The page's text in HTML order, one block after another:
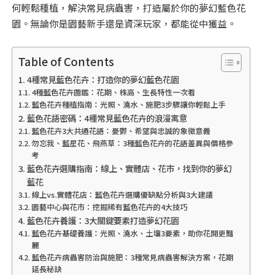
何輕鬆種植，解決常見病蟲害，打造屬於你的夢幻藍色花
園。無論你是園藝新手還是資深玩家，都能從中獲益。
Table of Contents
4種常見藍色花卉：打造你的夢幻藍色花園
4種藍色花卉圖鑑：花期、株高、生長特性一次看
藍色花卉種植指南：光照、澆水、施肥3步驟讓你輕鬆上手
藍色花語密碼：4種常見藍色花卉的浪漫寓意
藍色花卉3大共通花語：憂鬱、希望與忠誠的象徵意義
勿忘我、藍星花、飛燕草：3種藍色花卉的花語差異與價格參
考
藍色花卉選購指南：線上、實體店、花市，找到你的夢幻
藍花
線上vs.實體花店：藍色花卉選購優缺點分析與3大建議
園藝中心與花市：挖掘稀有藍色花卉的4大技巧
藍色花卉養護：3大關鍵要素打造夢幻花園
藍色花卉基礎養護：光照、澆水、土壤3要素，助你花開更豔
麗
藍色花卉病蟲害防治與施肥：3種常見病蟲害解決方案，花期
延長秘訣